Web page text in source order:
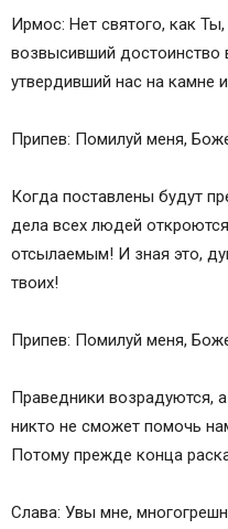
Ирмос: Нет святого, как
возвысивший достоинство
утвердивший нас на камне
Припев: Помилуй меня,
Когда поставлены будут
дела всех людей
отсылаемым! И зная это,
твоих!
Припев: Помилуй меня,
Праведники возрадуются,
никто не сможет помочь
Потому прежде конца
Слава: Увы мне,